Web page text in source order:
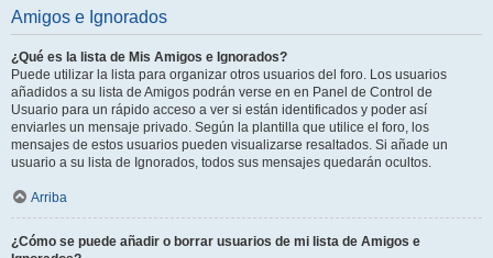
Amigos e Ignorados
¿Qué es la lista de Mis Amigos e Ignorados?
Puede utilizar la lista para organizar otros usuarios del foro. Los usuarios
añadidos a su lista de Amigos podrán verse en en Panel de Control de
Usuario para un rápido acceso a ver si están identificados y poder así
enviarles un mensaje privado. Según la plantilla que utilice el foro, los
mensajes de estos usuarios pueden visualizarse resaltados. Si añade un
usuario a su lista de Ignorados, todos sus mensajes quedarán ocultos.
Arriba
¿Cómo se puede añadir o borrar usuarios de mi lista de Amigos e